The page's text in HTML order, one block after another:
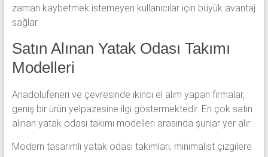
zaman kaybetmek istemeyen kullanıcılar için büyük avantaj
sağlar.
Satın Alınan Yatak Odası Takımı
Modelleri
Anadolufeneri ve çevresinde ikinci el alım yapan firmalar,
geniş bir ürün yelpazesine ilgi göstermektedir. En çok satın
alınan yatak odası takımı modelleri arasında şunlar yer alır:
Modern tasarımlı yatak odası takımları, minimalist çizgilere